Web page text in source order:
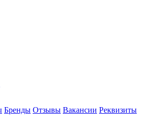
Бренды Отзывы Вакансии Реквизиты